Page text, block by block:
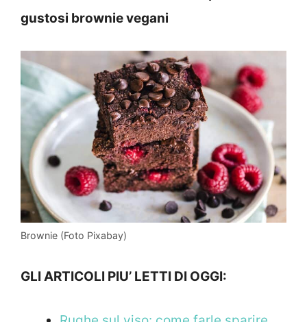
gustosi brownie vegani
Brownie (Foto Pixabay)
GLI ARTICOLI PIU’ LETTI DI OGGI: